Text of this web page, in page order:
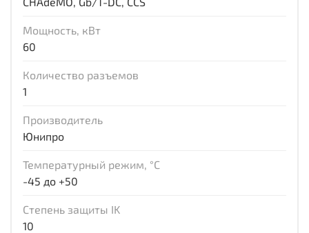
Мощность, кВт
60
Количество разъемов
1
Производитель
Юнипро
Температурный режим, °С
-45 до +50
Степень защиты IK
10